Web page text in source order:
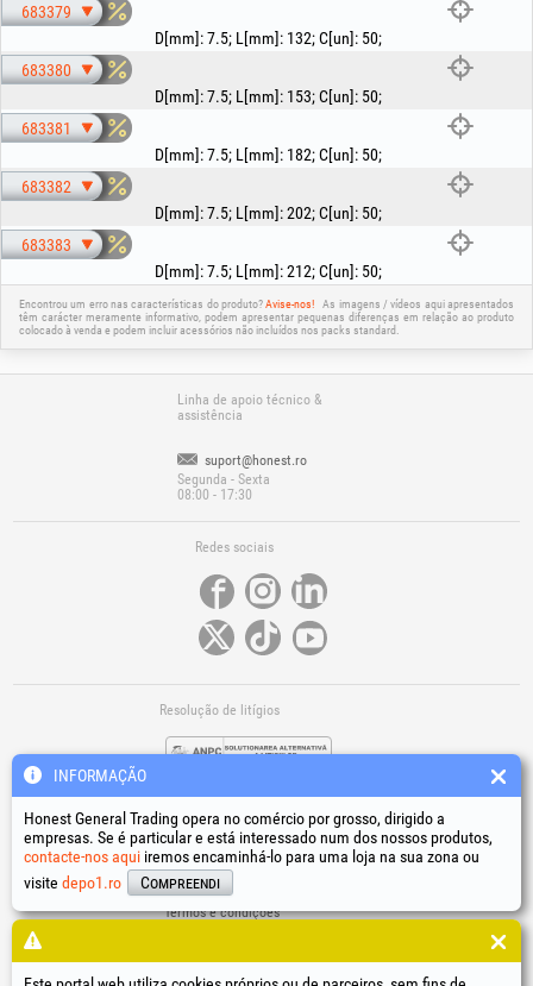
683379
D[mm]:7.5; L[mm]: 132;C[un]: 50;
683380
D[mm]:7.5; L[mm]: 153;C[un]: 50;
683381
D[mm]:7.5; L[mm]: 182;C[un]: 50;
683382
D[mm]:7.5; L[mm]:202;C[un]: 50;
683383
D[mm]:7.5; L[mm]:212;C[un]: 50;
Encontrou um erro nas características do produto?Avise-nos!
As imagens / vídeos aqui apresentados
têm carácter meramente informativo, podem apresentar pequenas diferenças em relação ao produto
colocado à venda e podem incluir acessórios não incluídos nos packs standard.
Linha de apoio técnico &
assistência
suport@honest.ro
Segunda - Sexta
08:00 - 17:30
Redes sociais
Resolução de litígios
Ligações úteis
Termos e condições
Dados de identificação da empresa
INFORMAÇÃO
Honest General Trading opera no comércio por grosso, dirigido a
empresas. Se é particular e está interessado num dos nossos produtos,
contacte-nos aqui iremos encaminhá-lo para uma loja na sua zona ou
visite depo1.ro Compreendi